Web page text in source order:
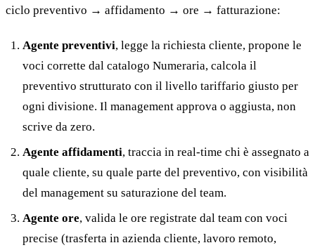
ciclo preventivo → affidamento → ore → fatturazione:
Agente preventivi, legge la richiesta cliente, propone le
voci corrette dal catalogo Numeraria, calcola il
preventivo strutturato con il livello tariffario giusto per
ogni divisione. Il management approva o aggiusta, non
scrive da zero.
Agente affidamenti, traccia in real-time chi è assegnato a
quale cliente, su quale parte del preventivo, con visibilità
del management su saturazione del team.
Agente ore, valida le ore registrate dal team con voci
precise (trasferta in azienda cliente, lavoro remoto,